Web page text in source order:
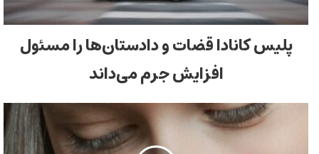
پلیس کانادا قضات و دادستان‌ها را مسئول
افزایش جرم می‌داند